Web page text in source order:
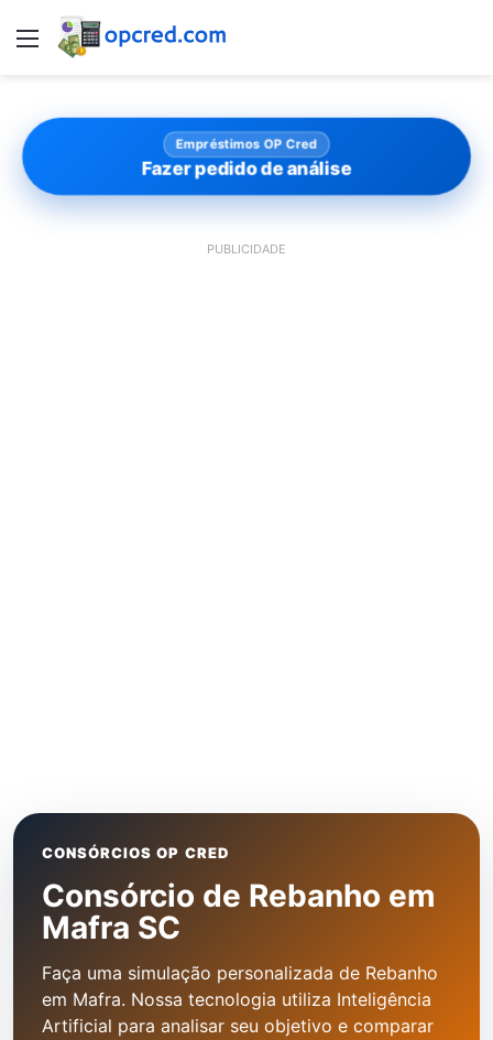
Menu
Empréstimos OP Cred
Fazer pedido de análise
PUBLICIDADE
CONSÓRCIOS OP CRED
Consórcio de Rebanho em
Mafra SC
Faça uma simulação personalizada de Rebanho
em Mafra. Nossa tecnologia utiliza Inteligência
Artificial para analisar seu objetivo e comparar